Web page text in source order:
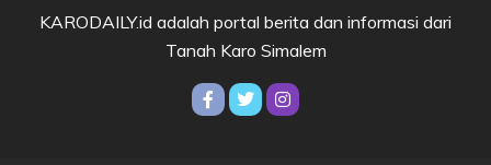
KARODAILY.id adalah portal berita dan informasi dari
Tanah Karo Simalem